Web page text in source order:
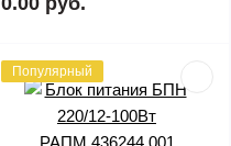
Популярный